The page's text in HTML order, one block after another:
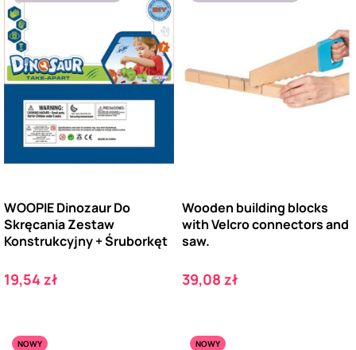
WOOPIE Dinozaur Do
Skręcania Zestaw
Konstrukcyjny + Śruborkęt
Cena
19,54 zł
Wooden building blocks
with Velcro connectors and
saw.
Cena
39,08 zł
NOWY
NOWY